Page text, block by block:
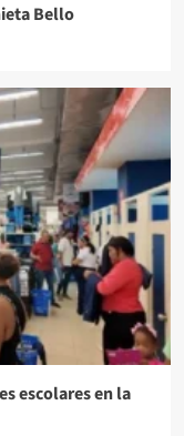
Bello
escolares en la